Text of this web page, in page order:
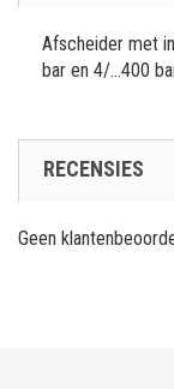
Afscheider met
bar en 4/...400
RECENSIES
Geen